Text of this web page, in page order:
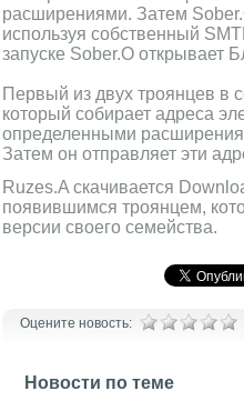
расширениями. Затем
используя собственный
запуске Sober.O открывает
Первый из двух троянцев в
который собирает адреса
определенными
Затем он отправляет эти
Ruzes.A скачивается
появившимся троянцем,
версии своего семейства.
Оцените новость:
Новости по теме